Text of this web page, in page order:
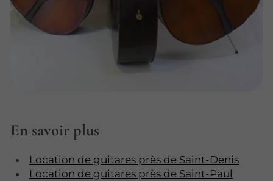
En savoir plus
Location de guitares près de Saint-Denis
Location de guitares près de Saint-Paul